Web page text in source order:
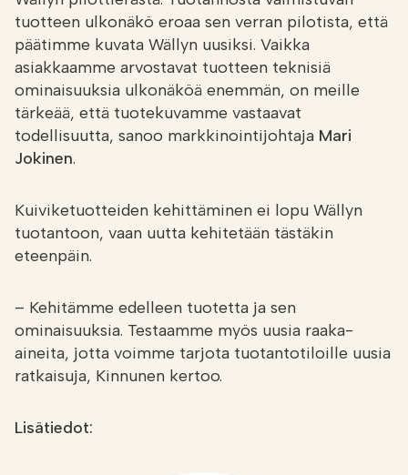
tuotteen ulkonäkö eroaa sen verran pilotista, että
päätimme kuvata Wällyn uusiksi. Vaikka
asiakkaamme arvostavat tuotteen teknisiä
ominaisuuksia ulkonäköä enemmän, on meille
tärkeää, että tuotekuvamme vastaavat
todellisuutta, sanoo markkinointijohtaja Mari
Jokinen.
Kuiviketuotteiden kehittäminen ei lopu Wällyn
tuotantoon, vaan uutta kehitetään tästäkin
eteenpäin.
– Kehitämme edelleen tuotetta ja sen
ominaisuuksia. Testaamme myös uusia raaka-
aineita, jotta voimme tarjota tuotantotiloille uusia
ratkaisuja, Kinnunen kertoo.
Lisätiedot: